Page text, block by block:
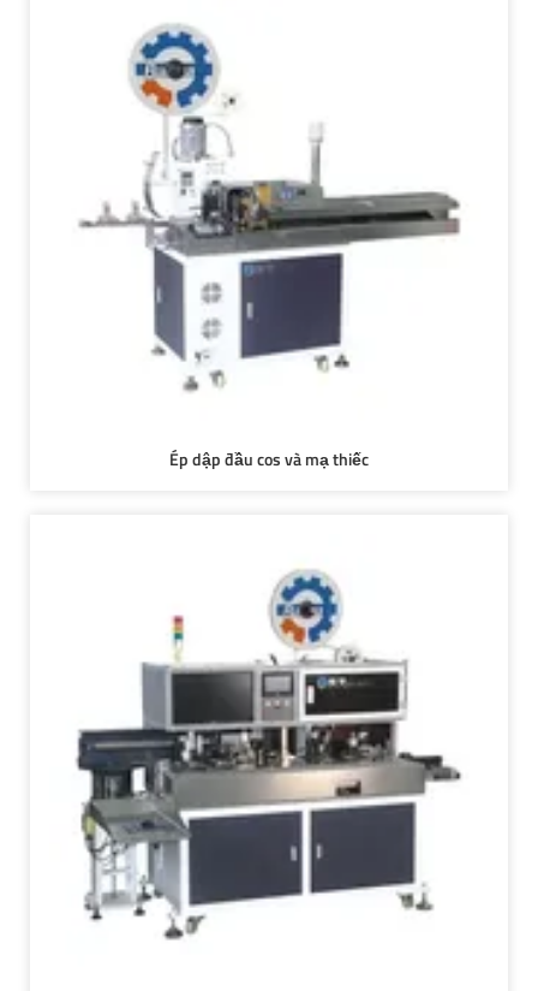
Ép dập đầu cos và mạ thiếc